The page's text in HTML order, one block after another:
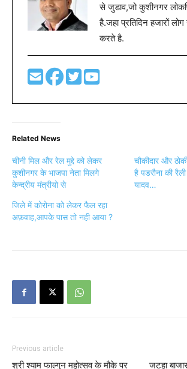
से जुडाव,जो कुशीनगर
है.जहा प्रतिदिन हजारों
करते है.
Related News
चीनी मिल और रेल मुद्दे को लेकर
कुशीनगर के भाजपा नेता मिलगे
केन्द्रीय मंत्रीयो से
चौकीदार और
है पडरौना की
यादव…
जिले में कोरोना को लेकर फैल रहा
अफ़वाह,आपके पास तो नही आया ?
Previous article
श्री श्याम फाल्गुन महोत्सव के मौके पर जटहा